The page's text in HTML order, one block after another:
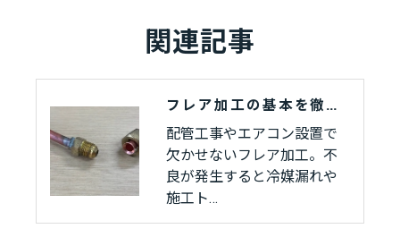
関連記事
フレア加工の基本を徹底解説！不良を防ぐコツと正しい施工方法
配管工事やエアコン設置で
欠かせないフレア加工。不
良が発生すると冷媒漏れや
施工ト…